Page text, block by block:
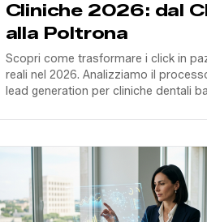
Cliniche 2026: dal
alla Poltrona
Scopri come trasformare i click in
reali nel 2026. Analizziamo il
lead generation per cliniche dentali
ottimizzazione del ROAS.